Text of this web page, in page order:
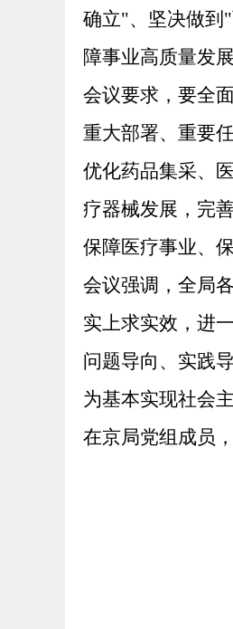
确立"、坚决做到
障事业高质量发
会议要求，要全
重大部署、重要
优化药品集采、
疗器械发展，完
保障医疗事业、
会议强调，全局
实上求实效，进
问题导向、实践
为基本实现社会
在京局党组成员